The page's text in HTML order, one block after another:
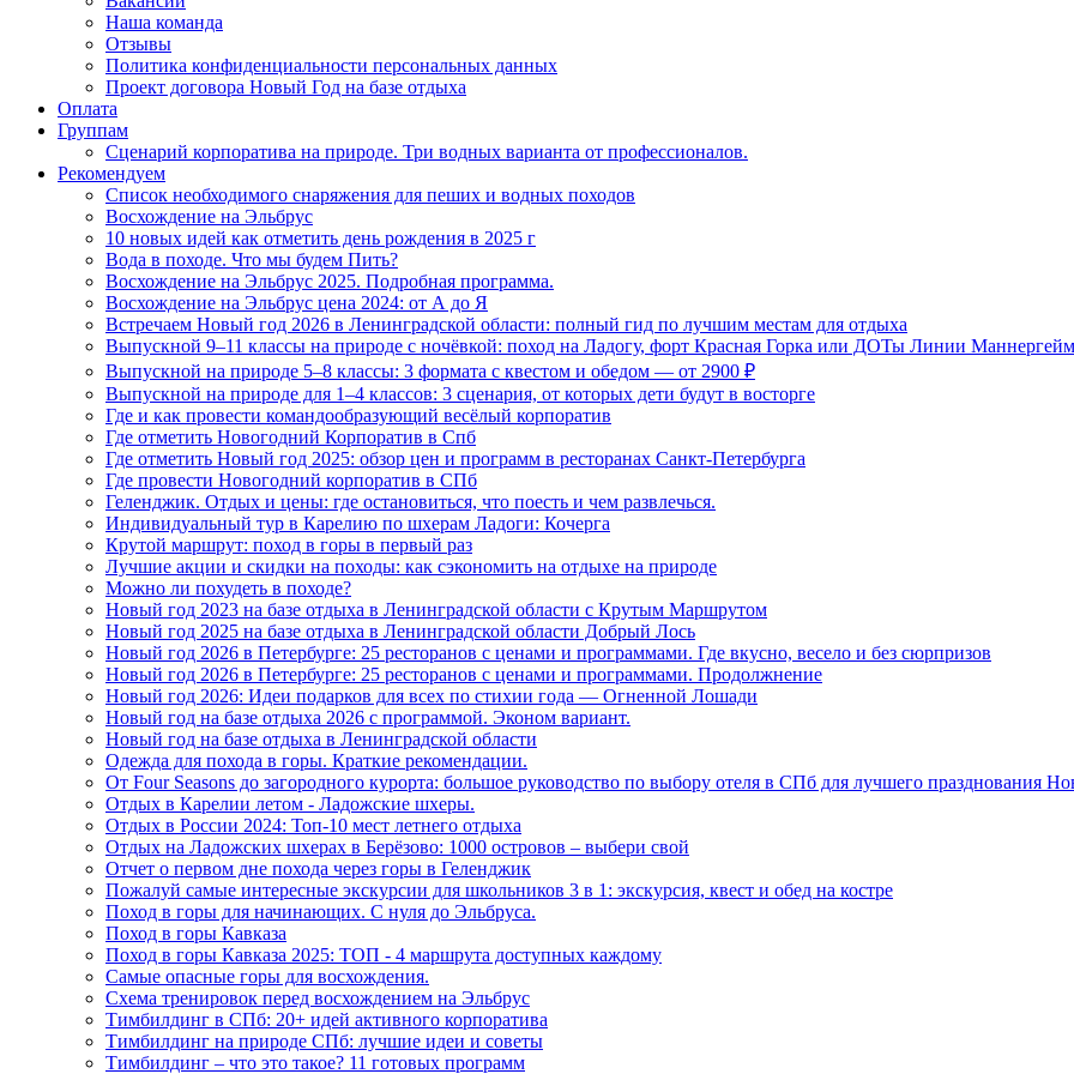
Наша команда
Отзывы
Политика конфиденциальности персональных данных
Проект договора Новый Год на базе отдыха
Оплата
Группам
Сценарий корпоратива на природе. Три водных варианта от профессионалов.
Рекомендуем
Список необходимого снаряжения для пеших и водных походов
Восхождение на Эльбрус
10 новых идей как отметить день рождения в 2025 г
Вода в походе. Что мы будем Пить?
Восхождение на Эльбрус 2025. Подробная программа.
Восхождение на Эльбрус цена 2024: от А до Я
Встречаем Новый год 2026 в Ленинградской области: полный гид по лучшим местам для отдыха
Выпускной 9–11 классы на природе с ночёвкой: поход на Ладогу, форт Красная Горка или ДОТы Линии
Выпускной на природе 5–8 классы: 3 формата с квестом и обедом — от 2900 ₽
Выпускной на природе для 1–4 классов: 3 сценария, от которых дети будут в восторге
Где и как провести командообразующий весёлый корпоратив
Где отметить Новогодний Корпоратив в Спб
Где отметить Новый год 2025: обзор цен и программ в ресторанах Санкт-Петербурга
Где провести Новогодний корпоратив в СПб
Геленджик. Отдых и цены: где остановиться, что поесть и чем развлечься.
Индивидуальный тур в Карелию по шхерам Ладоги: Кочерга
Крутой маршрут: поход в горы в первый раз
Лучшие акции и скидки на походы: как сэкономить на отдыхе на природе
Можно ли похудеть в походе?
Новый год 2023 на базе отдыха в Ленинградской области с Крутым Маршрутом
Новый год 2025 на базе отдыха в Ленинградской области Добрый Лось
Новый год 2026 в Петербурге: 25 ресторанов с ценами и программами. Где вкусно, весело и без сюрпризов
Новый год 2026 в Петербурге: 25 ресторанов с ценами и программами. Продолжнение
Новый год 2026: Идеи подарков для всех по стихии года — Огненной Лошади
Новый год на базе отдыха 2026 с программой. Эконом вариант.
Новый год на базе отдыха в Ленинградской области
Одежда для похода в горы. Краткие рекомендации.
От Four Seasons до загородного курорта: большое руководство по выбору отеля в СПб для лучшего празднования
Отдых в Карелии летом - Ладожские шхеры.
Отдых в России 2024: Топ-10 мест летнего отдыха
Отдых на Ладожских шхерах в Берёзово: 1000 островов – выбери свой
Отчет о первом дне похода через горы в Геленджик
Пожалуй самые интересные экскурсии для школьников 3 в 1: экскурсия, квест и обед на костре
Поход в горы для начинающих. С нуля до Эльбруса.
Поход в горы Кавказа
Поход в горы Кавказа 2025: ТОП - 4 маршрута доступных каждому
Самые опасные горы для восхождения.
Схема тренировок перед восхождением на Эльбрус
Тимбилдинг в СПб: 20+ идей активного корпоратива
Тимбилдинг на природе СПб: лучшие идеи и советы
Тимбилдинг – что это такое? 11 готовых программ